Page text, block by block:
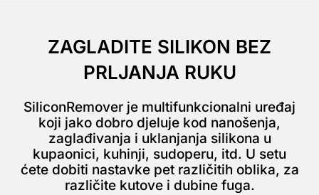
ZAGLADITE SILIKON BEZ
PRLJANJA RUKU
SiliconRemover je multifunkcionalni uređaj
koji jako dobro djeluje kod nanošenja,
zaglađivanja i uklanjanja silikona u
kupaonici, kuhinji, sudoperu, itd. U setu
ćete dobiti nastavke pet različitih oblika, za
različite kutove i dubine fuga.